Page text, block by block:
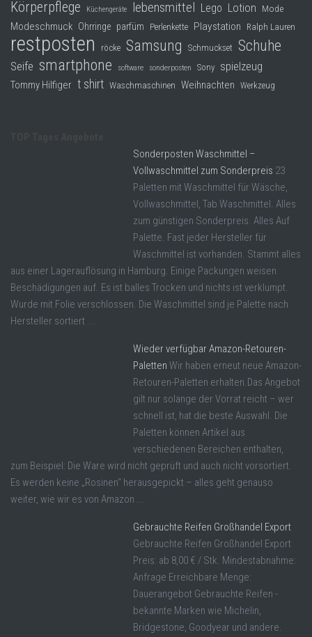
Körperpflege Küchengeräte lebensmittel Lego Lotion Mode
Modeschmuck Ohrringe parfüm Perlenkette Playstation Ralph Lauren
restposten röcke Samsung Schmuckset Schuhe
Seife smartphone software sonderposten Sony spielzeug
Tommy Hilfiger t shirt Waschmaschinen Weihnachten Werkzeug
Sonderposten Waschmittel –
Vollwaschmittel zum Sonderpreis 23
Paletten mit Waschmittel für Wäsche,
Vollwaschmittel, Tab Waschmittel. Alles
zum günstigen Sonderpreis. Alles Auf
Palette. Fast jeder Hersteller für
Waschmittel ist vorhanden. Stammt alles
aus einer Lagerauflösung in Hamburg. Einige Packungen weisen
Beschädigungen auf. Es ist balles Trocken und nichts ist verklumpt.
Wurde mit Folie verschlossen. Die Waschmittel sind je Palette nach
Hersteller sortiert ...
Wieder verfügbar Amazon-Retouren-
Paletten Wir haben erneut neue Amazon-
Retouren-Paletten erhalten.Das Angebot
gilt nur solange der Vorrat reicht – wer
schnell ist, hat die beste Auswahl. Die
Paletten können Artikel aus
verschiedenen Bereichen enthalten,
zum Beispiel: Die Ware wird nicht geprüft und auch nicht vorsortiert.
Es werden keine „Rosinen“ herausgepickt – alles geht genauso
weiter, wie wir es von Amazon ...
Gebrauchte Reifen Großhandel Export
Gebrauchte Reifen Großhandel Export
Preis: ab 8,00 € / Stk. Mindestabnahme:
Anfrage Erreichbare Menge:
Dauerangebot Gebrauchte Reifen -
bekannte Marken wie Michelin,
Bridgestone, Goodyear und andere.